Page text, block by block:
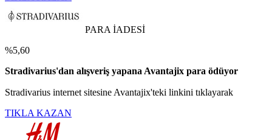
PARA İADESİ
%5,60
Stradivarius'dan alışveriş yapana Avantajix para ödüyor
Stradivarius internet sitesine Avantajix'teki linkini tıklayarak
TIKLA KAZAN